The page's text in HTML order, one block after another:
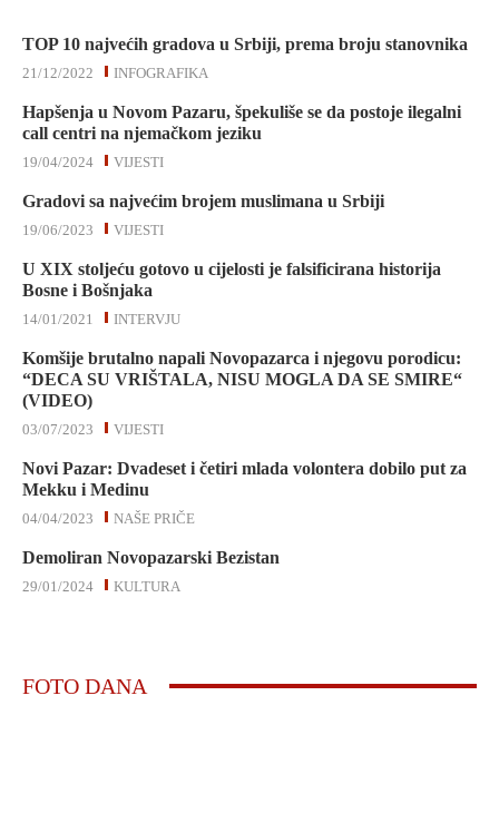
TOP 10 najvećih gradova u Srbiji, prema broju stanovnika
INFOGRAFIKA
21/12/2022
Hapšenja u Novom Pazaru, špekuliše se da postoje ilegalni
call centri na njemačkom jeziku
VIJESTI
19/04/2024
Gradovi sa najvećim brojem muslimana u Srbiji
VIJESTI
19/06/2023
U XIX stoljeću gotovo u cijelosti je falsificirana historija
Bosne i Bošnjaka
INTERVJU
14/01/2021
Komšije brutalno napali Novopazarca i njegovu porodicu:
“DECA SU VRIŠTALA, NISU MOGLA DA SE SMIRE“
(VIDEO)
VIJESTI
03/07/2023
Novi Pazar: Dvadeset i četiri mlada volontera dobilo put za
Mekku i Medinu
NAŠE PRIČE
04/04/2023
Demoliran Novopazarski Bezistan
KULTURA
29/01/2024
FOTO DANA